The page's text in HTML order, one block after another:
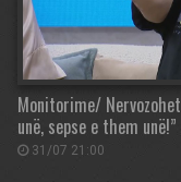
Monitorime/
unë, sepse e them
31/07 21:00